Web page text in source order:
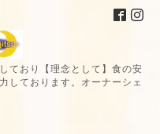
ており【理念として】食の安
しております。オーナーシェ